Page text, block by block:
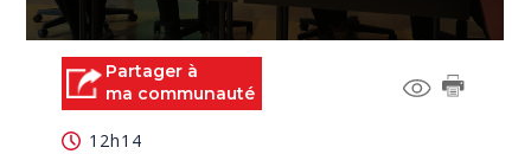
seconds Partager à
ma communauté
12h14